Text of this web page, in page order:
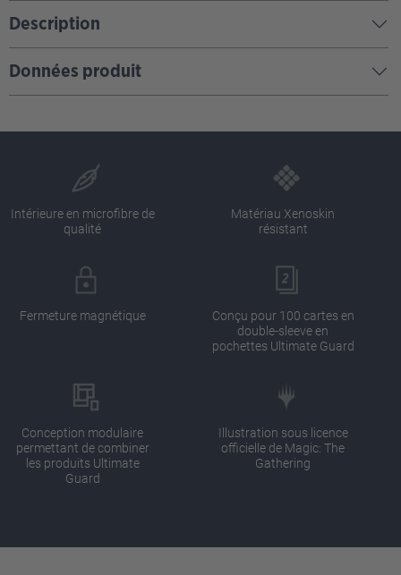
Description
Données produit
Intérieure en microfibre de
qualité
Matériau Xenoskin
résistant
Fermeture magnétique
Conçu pour 100 cartes en
double-sleeve en
pochettes Ultimate Guard
Conception modulaire
permettant de combiner
les produits Ultimate
Guard
Illustration sous licence
officielle de Magic: The
Gathering